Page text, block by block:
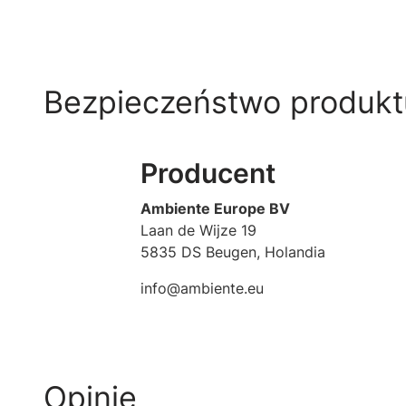
Bezpieczeństwo
Producent
Ambiente Europe BV
Laan de Wijze 19
5835 DS Beugen, Holandia
info@ambiente.eu
Opinie